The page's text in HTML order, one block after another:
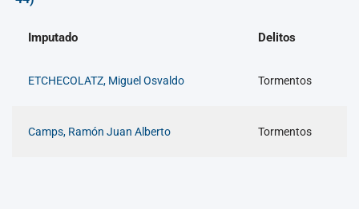
Imputado Delitos
ETCHECOLATZ, Miguel Osvaldo Tormentos
Camps, Ramón Juan Alberto Tormentos